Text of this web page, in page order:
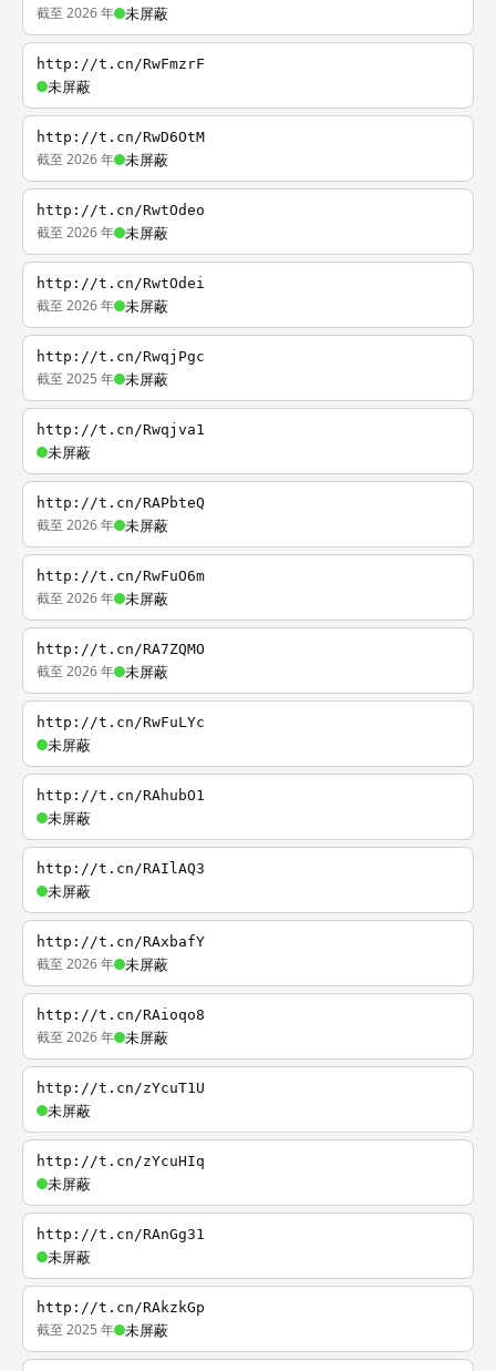
截至 2026 年 未屏蔽
http://t.cn/RwFmzrF
未屏蔽
http://t.cn/RwD6OtM
截至 2026 年 未屏蔽
http://t.cn/RwtOdeo
截至 2026 年 未屏蔽
http://t.cn/RwtOdei
截至 2026 年 未屏蔽
http://t.cn/RwqjPgc
截至 2025 年 未屏蔽
http://t.cn/Rwqjva1
未屏蔽
http://t.cn/RAPbteQ
截至 2026 年 未屏蔽
http://t.cn/RwFuO6m
截至 2026 年 未屏蔽
http://t.cn/RA7ZQMO
截至 2026 年 未屏蔽
http://t.cn/RwFuLYc
未屏蔽
http://t.cn/RAhubO1
未屏蔽
http://t.cn/RAIlAQ3
未屏蔽
http://t.cn/RAxbafY
截至 2026 年 未屏蔽
http://t.cn/RAioqo8
截至 2026 年 未屏蔽
http://t.cn/zYcuT1U
未屏蔽
http://t.cn/zYcuHIq
未屏蔽
http://t.cn/RAnGg31
未屏蔽
http://t.cn/RAkzkGp
截至 2025 年 未屏蔽